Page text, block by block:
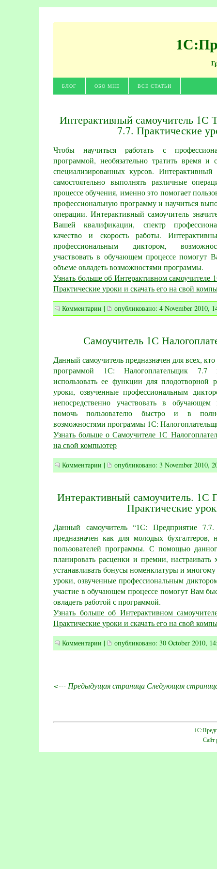
БЛОГ ОБО МНЕ ВСЕ СТАТЬИ
Интерактивный самоучитель 1С
7.7. Практические
Чтобы научиться работать с
программой, необязательно тратить время и
специализированных курсов. Интерактивный
самостоятельно выполнять различные
процессе обучения, именно это помогает
профессиональную программу и научиться
операции. Интерактивный самоучитель
Вашей квалификации, спектр
качество и скорость работы.
профессиональным диктором,
участвовать в обучающем процессе помогут
объеме овладеть возможностями программы.
Узнать больше об Интерактивном самоучителе
Практические уроки и скачать его на свой
Комментарии | опубликовано: 4 November 2010,
Самоучитель 1С
Данный самоучитель предназначен для всех,
программой 1С: Налогоплательщик 7.7
использовать ее функции для плодотворной
уроки, озвученные профессиональным
непосредственно участвовать в
помочь пользователю быстро и в
возможностями программы 1С:
Узнать больше о Самоучителе 1С
на свой компьютер
Комментарии | опубликовано: 3 November 2010,
Интерактивный самоучитель. 1С
Практические
Данный самоучитель “1С: Предприятие 7.7.
предназначен как для молодых
пользователей программы. С помощью
планировать расценки и премии, настраивать
устанавливать бонусы номенклатуры и
уроки, озвученные профессиональным
участие в обучающем процессе помогут Вам
овладеть работой с программой.
Узнать больше об Интерактивном
Практические уроки и скачать его на свой
Комментарии | опубликовано: 30 October 2010,
<--- Предыдущая страница Следующая
Сайт